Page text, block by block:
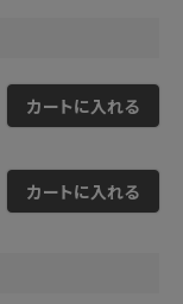
カートに入れる
カートに入れる